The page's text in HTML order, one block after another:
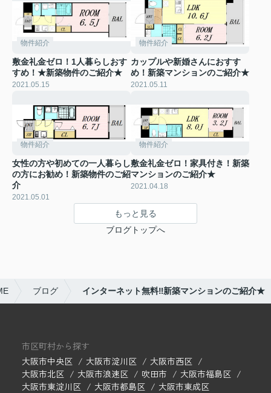
物件紹介
敷金礼金ゼロ！1人暮らしおす
すめ！★新築物件のご紹介★
2021.05.15
物件紹介
カップルや新婚さんにおすす
め！新築マンションのご紹介★
2021.05.11
物件紹介
女性の方や初めての一人暮らし
の方にお勧め！新築物件のご紹
介
2021.05.01
物件紹介
敷金礼金ゼロ！家具付き！新築
マンションのご紹介★
2021.04.18
もっと見る
ブログトップへ
ブログ インターネット無料‼新築マンションのご紹介★
市区町村から探す
大阪市中央区
大阪市淀川区
大阪市西区
大阪市北区
大阪市浪速区 吹田市
大阪市福島区
大阪市東淀川区
大阪市都島区
大阪市東成区